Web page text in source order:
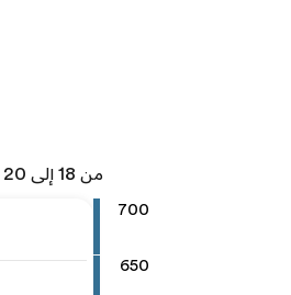
من 18 إلى 20 سنة
700
650